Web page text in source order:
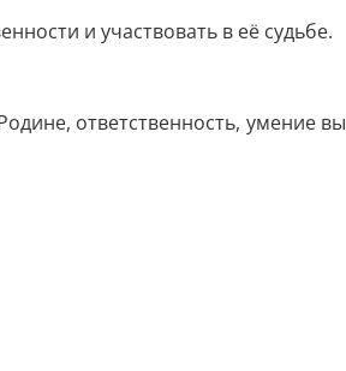
и участвовать в её судьбе.
ответственность, умение